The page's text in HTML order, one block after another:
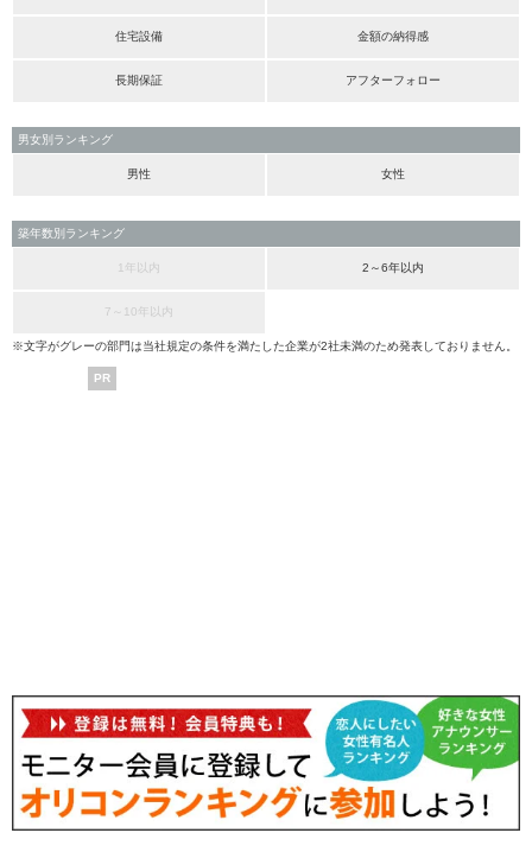
住宅設備 金額の納得感
長期保証 アフターフォロー
男女別ランキング
男性 女性
築年数別ランキング
1年以内 2～6年以内
7～10年以内
※文字がグレーの部門は当社規定の条件を満たした企業が2社未満のため発表しておりません。
PR